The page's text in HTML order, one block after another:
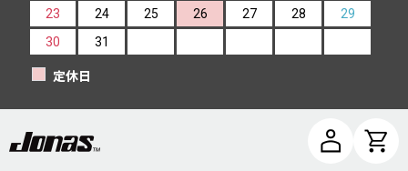
23
24 25 26 27 28
29
30
31
定休日